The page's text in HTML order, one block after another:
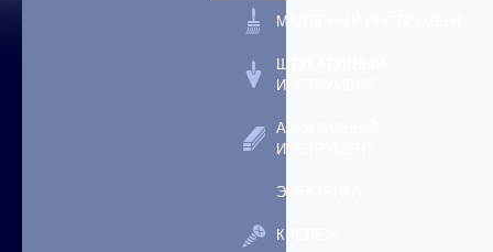
МАЛЯРНЫЙ ИНСТРУМЕНТ
ШТУКАТУРНЫЙ
ИНСТРУМЕНТ
АБРАЗИВНЫЙ
ИНСТРУМЕНТ
ЭЛЕКТРИКА
КРЕПЕЖ